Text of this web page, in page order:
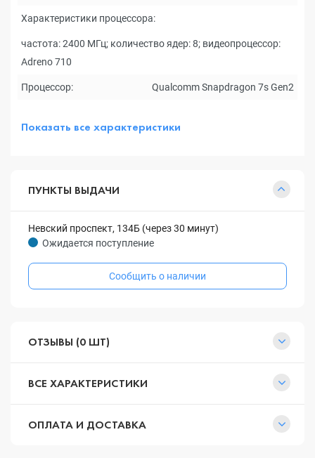
Характеристики процессора:
частота: 2400 МГц; количество ядер: 8; видеопроцессор:
Adreno 710
Процессор: Qualcomm Snapdragon 7s Gen2
Показать все характеристики
ПУНКТЫ ВЫДАЧИ
Невский проспект, 134Б (через 30 минут)
Ожидается поступление
Сообщить о наличии
ОТЗЫВЫ (0 ШТ)
ВСЕ ХАРАКТЕРИСТИКИ
ОПЛАТА И ДОСТАВКА